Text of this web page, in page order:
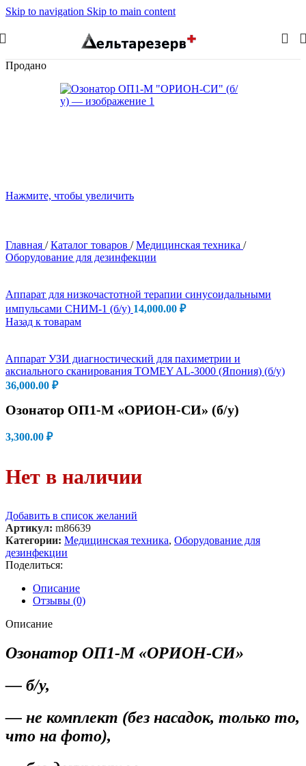
Skip to navigation Skip to main content
Продано
Нажмите, чтобы увеличить
Главная / Каталог товаров / Медицинская техника /
Оборудование для дезинфекции
Аппарат для низкочастотной терапии синусоидальными
импульсами СНИМ-1 (б/у) 14,000.00 ₽
Назад к товарам
Аппарат УЗИ диагностический для пахиметрии и
аксиального сканирования TOMEY AL-3000 (Япония) (б/у)
36,000.00 ₽
Озонатор ОП1-М «ОРИОН-СИ» (б/у)
3,300.00 ₽
Нет в наличии
Добавить в список желаний
Артикул: m86639
Категории: Медицинская техника, Оборудование для
дезинфекции
Поделиться:
Описание
Отзывы (0)
Описание
Озонатор ОП1-М «ОРИОН-СИ»
— б/у,
— не комплект (без насадок, только то,
что на фото),